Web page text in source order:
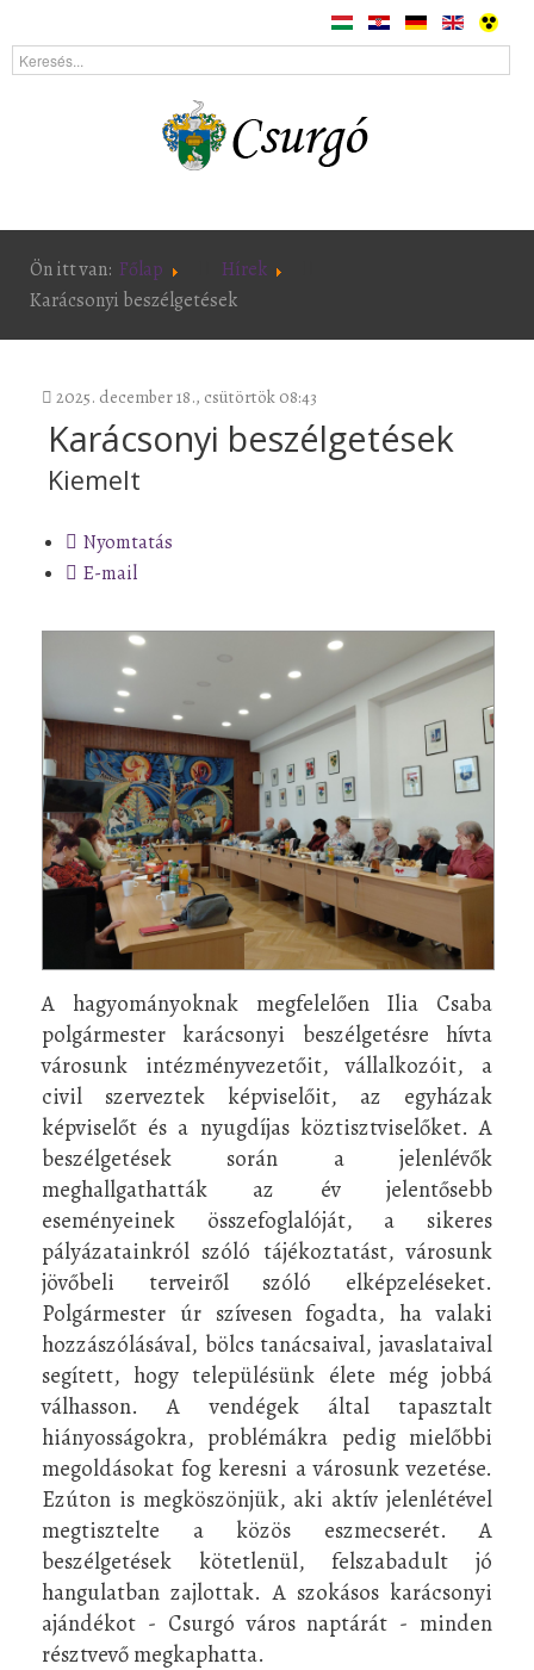
Ön itt van: Főlap
Hírek
Karácsonyi beszélgetések
2025. december 18., csütörtök 08:43
Karácsonyi beszélgetések
Kiemelt
Nyomtatás
E-mail
A hagyományoknak megfelelően Ilia Csaba
polgármester karácsonyi beszélgetésre hívta
városunk intézményvezetőit, vállalkozóit, a
civil szerveztek képviselőit, az egyházak
képviselőt és a nyugdíjas köztisztviselőket. A
beszélgetések során a jelenlévők
meghallgathatták az év jelentősebb
eseményeinek összefoglalóját, a sikeres
pályázatainkról szóló tájékoztatást, városunk
jövőbeli terveiről szóló elképzeléseket.
Polgármester úr szívesen fogadta, ha valaki
hozzászólásával, bölcs tanácsaival, javaslataival
segített, hogy településünk élete még jobbá
válhasson. A vendégek által tapasztalt
hiányosságokra, problémákra pedig mielőbbi
megoldásokat fog keresni a városunk vezetése.
Ezúton is megköszönjük, aki aktív jelenlétével
megtisztelte a közös eszmecserét. A
beszélgetések kötetlenül, felszabadult jó
hangulatban zajlottak. A szokásos karácsonyi
ajándékot - Csurgó város naptárát - minden
résztvevő megkaphatta.